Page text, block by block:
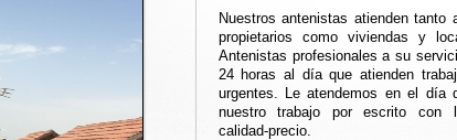
Nuestros antenistas atienden tanto
propietarios como viviendas y
Antenistas profesionales a su
24 horas al día que atienden
urgentes. Le atendemos en el día
nuestro trabajo por escrito con
calidad-precio.